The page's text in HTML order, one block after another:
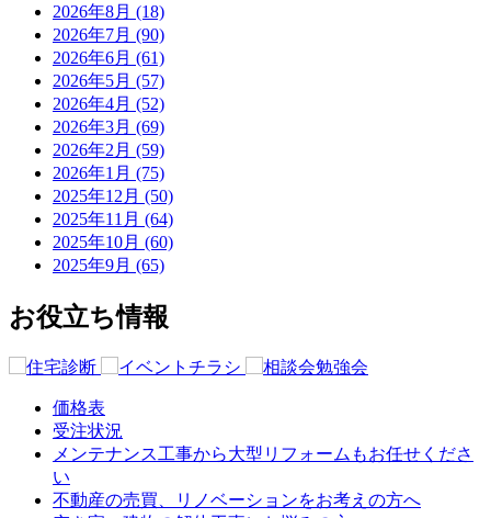
2026年8月 (18)
2026年7月 (90)
2026年6月 (61)
2026年5月 (57)
2026年4月 (52)
2026年3月 (69)
2026年2月 (59)
2026年1月 (75)
2025年12月 (50)
2025年11月 (64)
2025年10月 (60)
2025年9月 (65)
お役立ち情報
価格表
受注状況
メンテナンス工事から大型リフォームもお任せくださ
い
不動産の売買、リノベーションをお考えの方へ